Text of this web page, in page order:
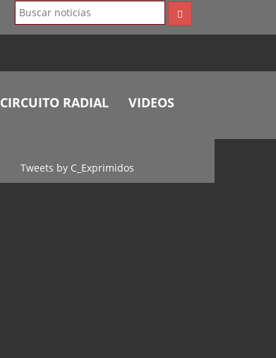
CIRCUITO RADIAL VIDEOS
Tweets by C_Exprimidos